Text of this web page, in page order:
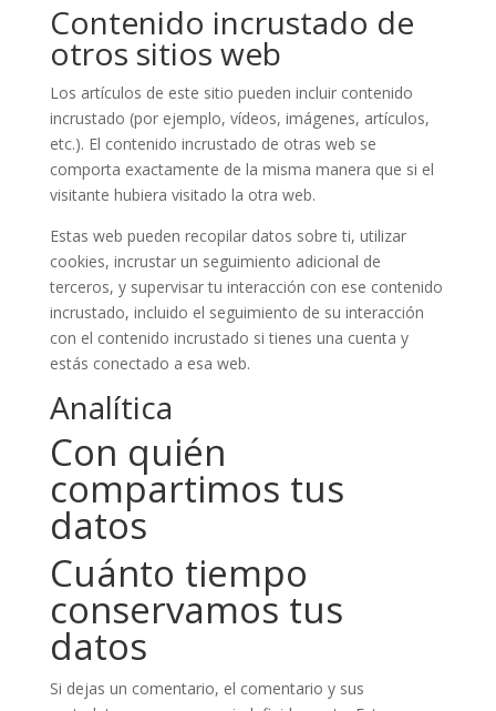
Contenido incrustado de
otros sitios web
Los artículos de este sitio pueden incluir contenido
incrustado (por ejemplo, vídeos, imágenes, artículos,
etc.). El contenido incrustado de otras web se
comporta exactamente de la misma manera que si el
visitante hubiera visitado la otra web.
Estas web pueden recopilar datos sobre ti, utilizar
cookies, incrustar un seguimiento adicional de
terceros, y supervisar tu interacción con ese contenido
incrustado, incluido el seguimiento de su interacción
con el contenido incrustado si tienes una cuenta y
estás conectado a esa web.
Analítica
Con quién
compartimos tus
datos
Cuánto tiempo
conservamos tus
datos
Si dejas un comentario, el comentario y sus